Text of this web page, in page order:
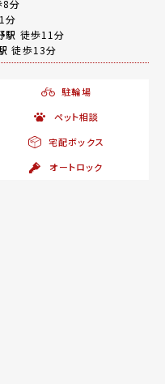
8分
分
駅 徒歩11分
徒歩13分
駐輪場
ペット相談
宅配ボックス
オートロック